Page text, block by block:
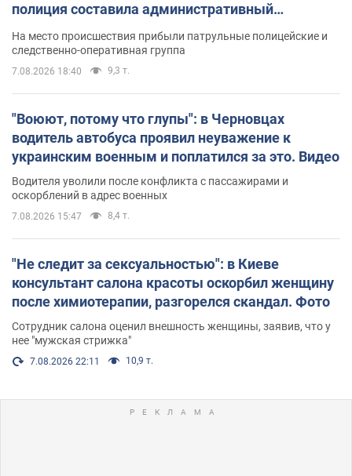
полиция составила административный
На место происшествия прибыли патрульные полицейские и
следственно-оперативная группа
7.08.2026 18:40 9,3 т.
"Воюют, потому что глупы": в Черновцах
водитель автобуса проявил неуважение к
украинским военным и поплатился за это. Видео
Водителя уволили после конфликта с пассажирами и
оскорблений в адрес военных
7.08.2026 15:47 8,4 т.
"Не следит за сексуальностью": в Киеве
консультант салона красоты оскорбил женщину
после химиотерапии, разгорелся скандал. Фото
Сотрудник салона оценил внешность женщины, заявив, что у
нее "мужская стрижка"
7.08.2026 22:11 10,9 т.